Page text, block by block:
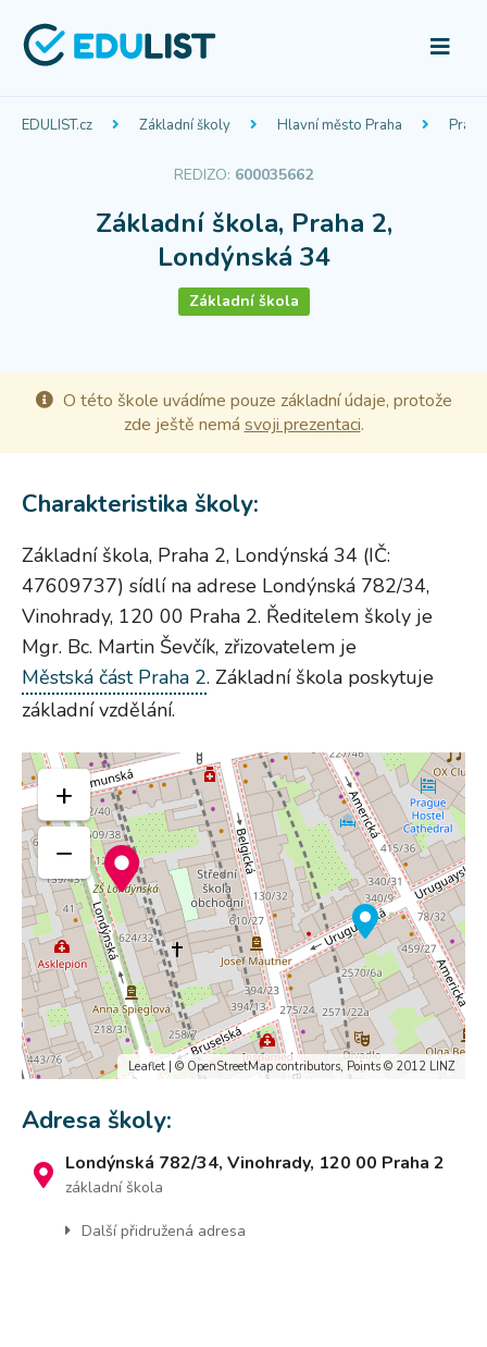
EDULIST.cz Základní školy Hlavní město Praha
REDIZO: 600035662
Základní škola, Praha 2,
Londýnská 34
Základní škola
O této škole uvádíme pouze základní údaje, protože
zde ještě nemá svoji prezentaci.
Charakteristika školy:
Základní škola, Praha 2, Londýnská 34 (IČ:
47609737) sídlí na adrese Londýnská 782/34,
Vinohrady, 120 00 Praha 2. Ředitelem školy je
Mgr. Bc. Martin Ševčík, zřizovatelem je
Městská část Praha 2. Základní škola poskytuje
základní vzdělání.
+
−
Leaflet | ©OpenStreetMap contributors, Points © 2012 LINZ
Adresa školy:
Londýnská 782/34, Vinohrady, 120 00 Praha 2
základní škola
Další přidružená adresa